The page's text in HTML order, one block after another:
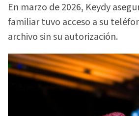
En marzo de 2026, Keydy
familiar tuvo acceso a su
archivo sin su autorización.